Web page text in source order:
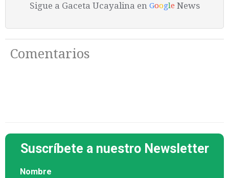
Sigue a Gaceta Ucayalina en Google News
Comentarios
Suscríbete a nuestro Newsletter
Nombre